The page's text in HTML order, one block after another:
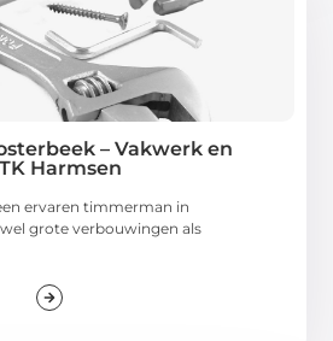
– Vakwerk en
Harmsen
ervaren timmerman in
grote verbouwingen als